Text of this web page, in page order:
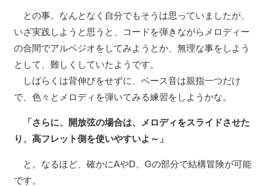
との事。なんとなく自分でもそうは思っていましたが、
いざ実践しようと思うと、コードを弾きながらメロディー
の合間でアルペジオをしてみようとか、無理な事をしよう
として、難しくしていたようです。
しばらくは背伸びをせずに、ベース音は親指一つだけ
で、色々とメロディを弾いてみる練習をしようかな。
「さらに、開放弦の場合は、メロディをスライドさせた
り、高フレット側を使いやすいよ～」
と。なるほど、確かにAやD、Gの部分で結構冒険が可能
です。